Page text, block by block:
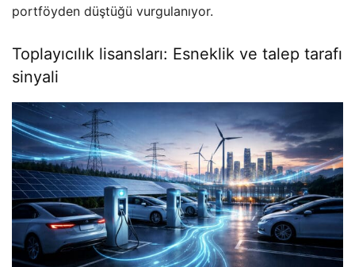
portföyden düştüğü vurgulanıyor.
Toplayıcılık lisansları: Esneklik ve talep tarafı
sinyali